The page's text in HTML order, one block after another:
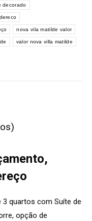
decorado
nova vila matilde valor
valor nova villa matilde
3 quartos com Suíte de
opção de